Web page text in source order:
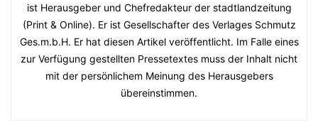
ist Herausgeber und Chefredakteur der stadtlandzeitung
(Print & Online). Er ist Gesellschafter des Verlages Schmutz
Ges.m.b.H. Er hat diesen Artikel veröffentlicht. Im Falle eines
zur Verfügung gestellten Pressetextes muss der Inhalt nicht
mit der persönlichem Meinung des Herausgebers
übereinstimmen.